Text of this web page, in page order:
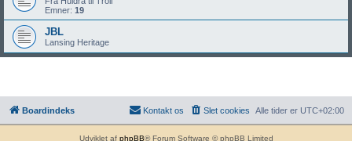
Emner: 19
JBL
Lansing Heritage
Boardindeks Alle tider er UTC+02:00
Slet cookies
Kontakt os
Udviklet af phpBB® Forum Software © phpBB Limited